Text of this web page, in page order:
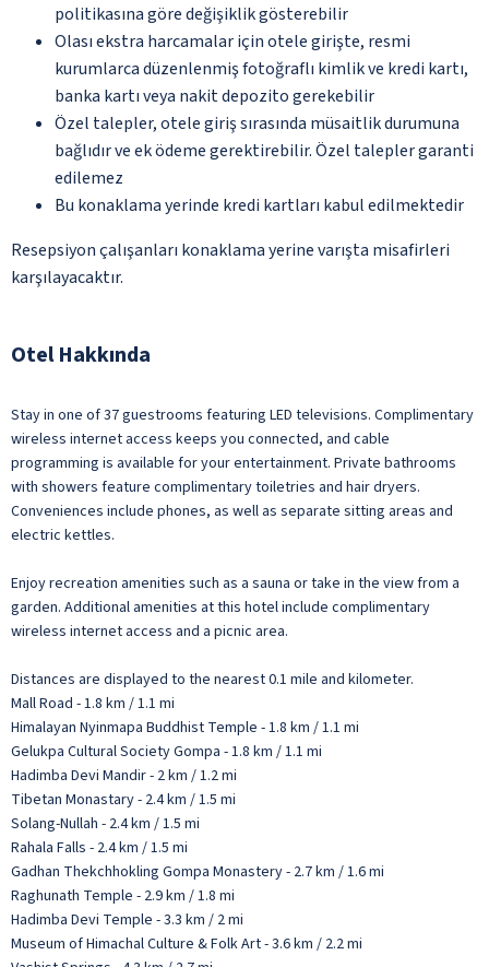
politikasına göre değişiklik gösterebilir
Olası ekstra harcamalar için otele girişte, resmi
kurumlarca düzenlenmiş fotoğraflı kimlik ve kredi kartı,
banka kartı veya nakit depozito gerekebilir
Özel talepler, otele giriş sırasında müsaitlik durumuna
bağlıdır ve ek ödeme gerektirebilir. Özel talepler garanti
edilemez
Bu konaklama yerinde kredi kartları kabul edilmektedir
Resepsiyon çalışanları konaklama yerine varışta misafirleri
karşılayacaktır.
Otel Hakkında
Stay in one of 37 guestrooms featuring LED televisions. Complimentary
wireless internet access keeps you connected, and cable
programming is available for your entertainment. Private bathrooms
with showers feature complimentary toiletries and hair dryers.
Conveniences include phones, as well as separate sitting areas and
electric kettles.
Enjoy recreation amenities such as a sauna or take in the view from a
garden. Additional amenities at this hotel include complimentary
wireless internet access and a picnic area.
Distances are displayed to the nearest 0.1 mile and kilometer.
Mall Road - 1.8 km / 1.1 mi
Himalayan Nyinmapa Buddhist Temple - 1.8 km / 1.1 mi
Gelukpa Cultural Society Gompa - 1.8 km / 1.1 mi
Hadimba Devi Mandir - 2 km / 1.2 mi
Tibetan Monastary - 2.4 km / 1.5 mi
Solang-Nullah - 2.4 km / 1.5 mi
Rahala Falls - 2.4 km / 1.5 mi
Gadhan Thekchhokling Gompa Monastery - 2.7 km / 1.6 mi
Raghunath Temple - 2.9 km / 1.8 mi
Hadimba Devi Temple - 3.3 km / 2 mi
Museum of Himachal Culture & Folk Art - 3.6 km / 2.2 mi